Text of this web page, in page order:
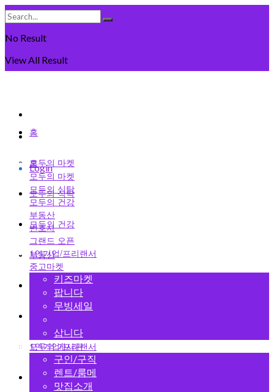
No Result
View All Result
로그인
Login
홈
모두의 마켓
모두의 식탁
모두의 건강
부동산
변호사
그랜드 오픈
1인기업/프리랜서
중고마켓
홈
모두의 마켓
모두의 식탁
모두의 건강
부동산
변호사
그랜드 오픈
1인기업/프리랜서
중고마켓
키즈마켓
팝니다
무빙세일
삽니다
모두의 게시판
구인/구직
렌트/룸메
맛집소개